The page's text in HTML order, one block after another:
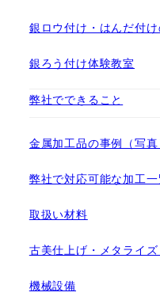
銀ロウ付け・はんだ付け
銀ろう付け体験教室
弊社でできること
金属加工品の事例（写真
弊社で対応可能な加工
取扱い材料
古美仕上げ・メタライ
機械設備